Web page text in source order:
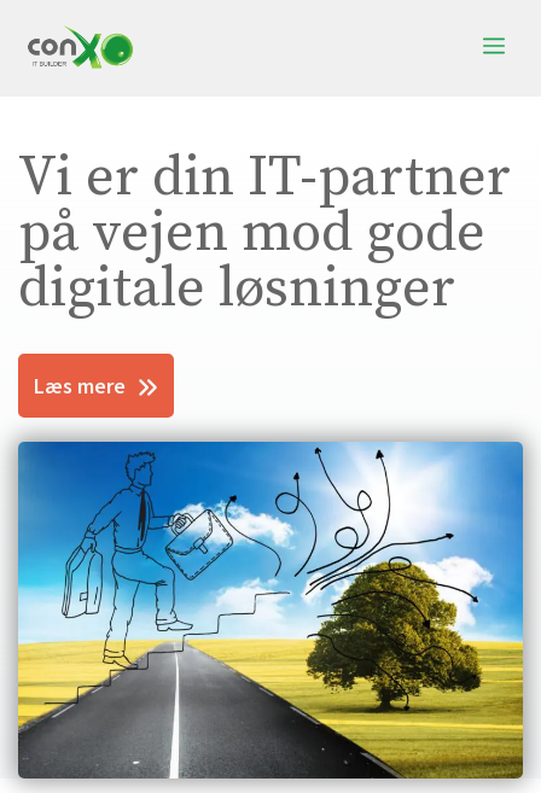
Vi er din IT-partner
på vejen mod gode
digitale løsninger
Læs mere